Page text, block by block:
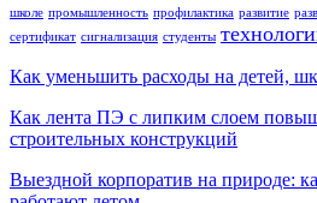
школе промышленность профилактика развитие
сертификат сигнализация студенты
Как уменьшить расходы на детей,
Как лента ПЭ с липким слоем
строительных конструкций
Выездной корпоратив на природе: